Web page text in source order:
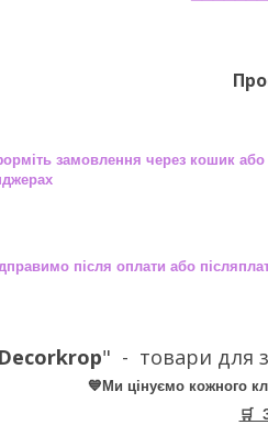
замовлення через кошик або
після оплати або
Decorkrop" - товари для
💙Ми цінуємо кожного
🛒